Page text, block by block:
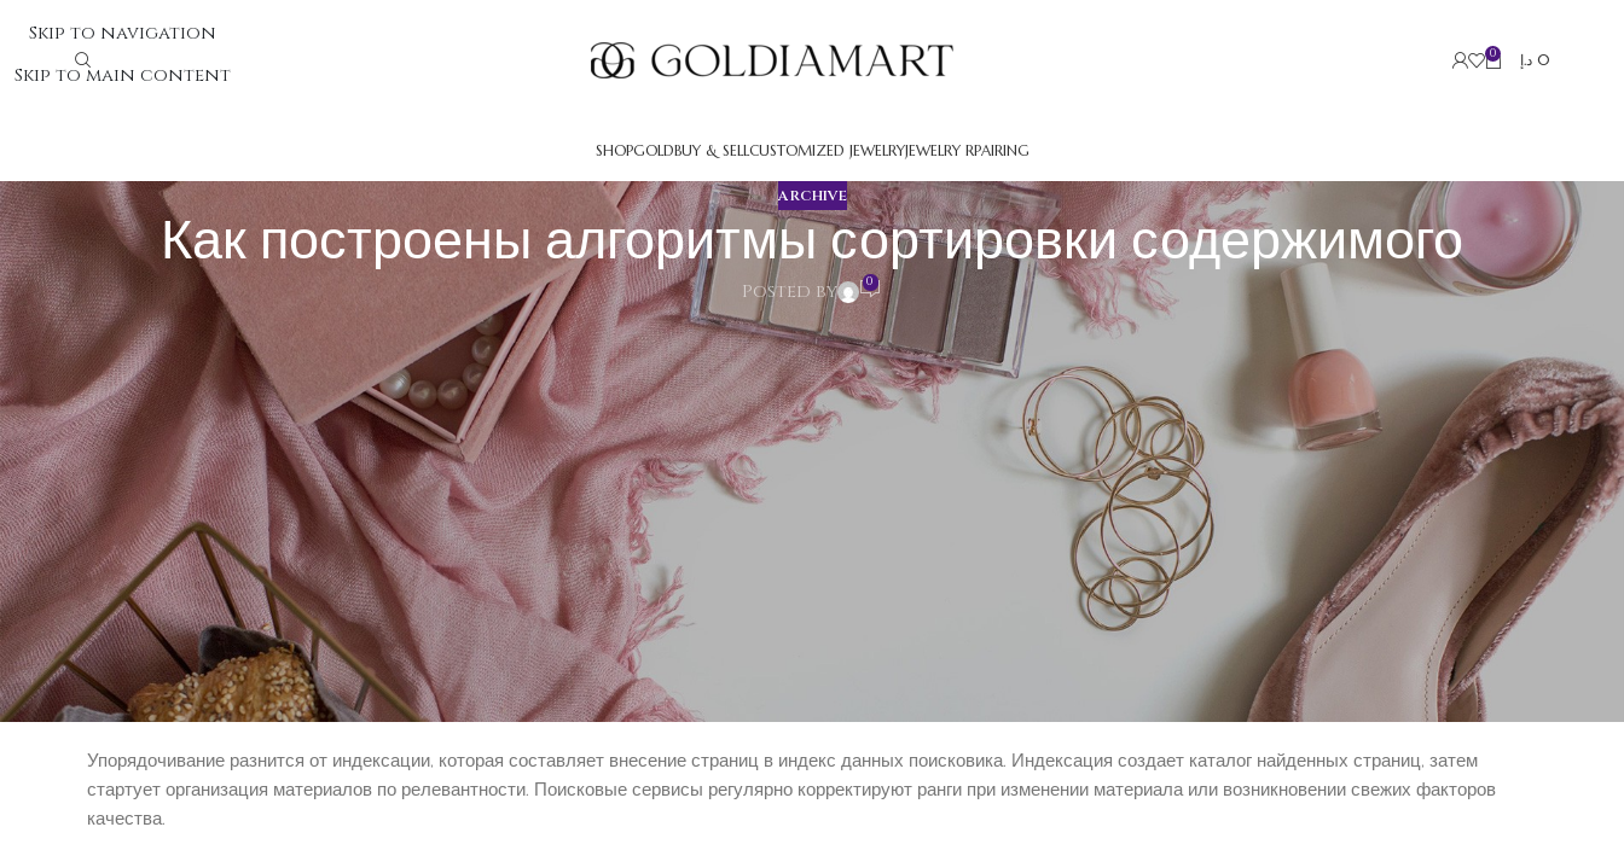
Skip to navigation
Skip to main content
0 0 د.إ
SHOPGOLDBUY & SELLCUSTOMIZED JEWELRYJEWELRY RPAIRING
ARCHIVE
Как построены алгоритмы сортировки содержимого
Posted by 0
Как построены алгоритмы сортировки содержимого
Поисковые системы используют расчётные модели для упорядочивания веб-страниц в результатах поиска. Системы анализируют сотни характеристик каждого
материала, чтобы установить соответствие запросу человека. Процесс предусматривает проверку текстового материала, технических свойств и внешних параметров
доверия. Системы машинного обучения изучают сведения о активности посетителей вулкан и корректируют позиции публикаций в выдаче.
Что такое упорядочивание в поисковой выдаче
Упорядочивание представляет собой процесс упорядочивания найденных страниц по мере соответствия запросу. Поисковая механизм отфильтровывает материалы с
ключевыми словами и упорядочивает их по местам согласно вычисленному показателю. Документы с высоким показателем размещаются на топовых строчках выдачи.
Операция упорядочивания производится автоматически за доли секунды после формирования поискового запроса. Алгоритмы оценивают каждую страницу по множеству
показателей и назначают цифровое значение. Алгоритм принимает во внимание географическое местоположение пользователя казино вулкан и индивидуализирует итоги
на основе прошлых шагов.
Упорядочивание разнится от индексации, которая составляет внесение страниц в индекс данных поисковика. Индексация создает каталог найденных страниц, затем
стартует организация материалов по релевантности. Поисковые сервисы регулярно корректируют ранги при изменении материала или возникновении свежих факторов
качества.